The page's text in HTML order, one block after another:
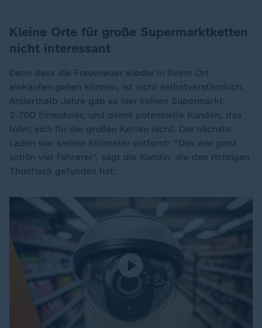
Kleine Orte für große Supermarktketten
nicht interessant
Denn dass die Frauenauer wieder in ihrem Ort
einkaufen gehen können, ist nicht selbstverständlich.
Anderthalb Jahre gab es hier keinen Supermarkt.
2.700 Einwohner, und damit potenzielle Kunden, das
lohnt sich für die großen Ketten nicht. Der nächste
Laden war sieben Kilometer entfernt: "Das war ganz
schön viel Fahrerei", sagt die Kundin, die den richtigen
Thunfisch gefunden hat.